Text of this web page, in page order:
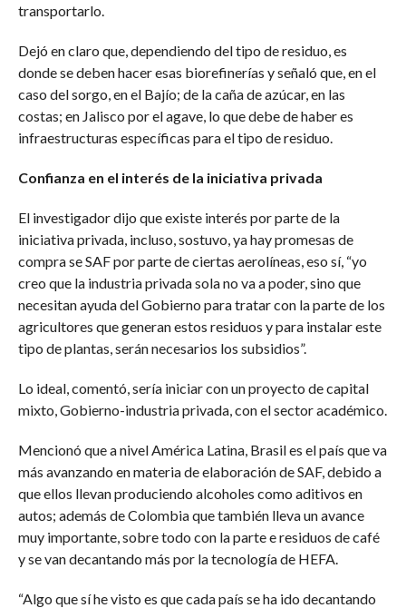
transportarlo.
Dejó en claro que, dependiendo del tipo de residuo, es
donde se deben hacer esas biorefinerías y señaló que, en el
caso del sorgo, en el Bajío; de la caña de azúcar, en las
costas; en Jalisco por el agave, lo que debe de haber es
infraestructuras específicas para el tipo de residuo.
Confianza en el interés de la iniciativa privada
El investigador dijo que existe interés por parte de la
iniciativa privada, incluso, sostuvo, ya hay promesas de
compra se SAF por parte de ciertas aerolíneas, eso sí, “yo
creo que la industria privada sola no va a poder, sino que
necesitan ayuda del Gobierno para tratar con la parte de los
agricultores que generan estos residuos y para instalar este
tipo de plantas, serán necesarios los subsidios”.
Lo ideal, comentó, sería iniciar con un proyecto de capital
mixto, Gobierno-industria privada, con el sector académico.
Mencionó que a nivel América Latina, Brasil es el país que va
más avanzando en materia de elaboración de SAF, debido a
que ellos llevan produciendo alcoholes como aditivos en
autos; además de Colombia que también lleva un avance
muy importante, sobre todo con la parte e residuos de café
y se van decantando más por la tecnología de HEFA.
“Algo que sí he visto es que cada país se ha ido decantando